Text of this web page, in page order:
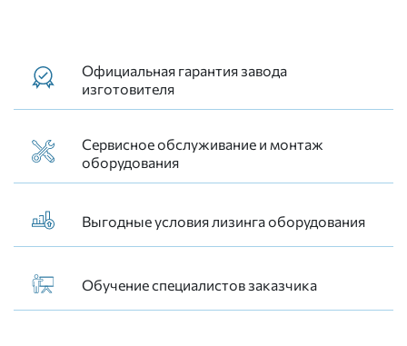
Официальная гарантия завода
изготовителя
Сервисное обслуживание и монтаж
оборудования
Выгодные условия лизинга оборудования
Обучение специалистов заказчика